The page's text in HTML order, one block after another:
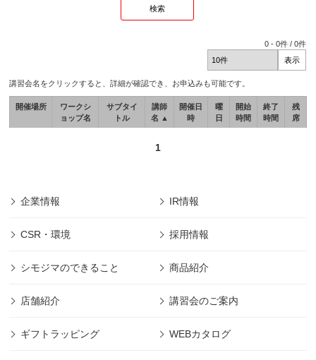
0 -0件 /0件
講習会名をクリックすると、詳細が確認でき、お申込みも可能です。
開催場所
ワークシ
ョップ名
サブタイ
トル
講師
名 ▲
開催日
時
曜
日
開始
時間
終了
時間
残
席
1
企業情報 IR情報
CSR・環境 採用情報
シモジマのできること 商品紹介
店舗紹介 講習会のご案内
ギフトラッピング WEBカタログ